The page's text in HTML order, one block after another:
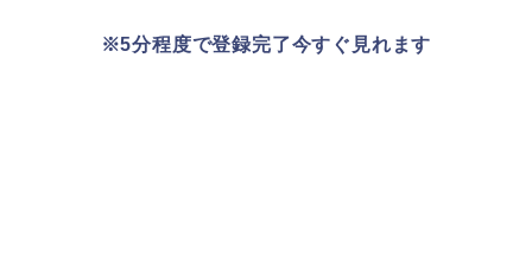
※5分程度で登録完了今すぐ見れます